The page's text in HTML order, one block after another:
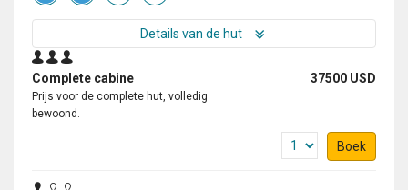
Details van de hut
Complete cabine 37500 USD
Prijs voor de complete hut, volledig
bewoond.
Boek